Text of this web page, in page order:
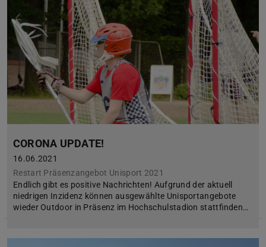
CORONA UPDATE!
16.06.2021
Restart Präsenzangebot Unisport 2021
Endlich gibt es positive Nachrichten! Aufgrund der aktuell
niedrigen Inzidenz können ausgewählte Unisportangebote
wieder Outdoor in Präsenz im Hochschulstadion stattfinden…